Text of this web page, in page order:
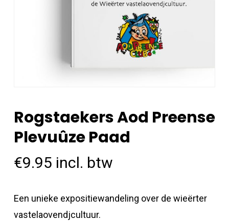
Rogstaekers Aod Preense
Plevuûze Paad
€9.95 incl. btw
Een unieke expositiewandeling over de wieërter
vastelaovendjcultuur.